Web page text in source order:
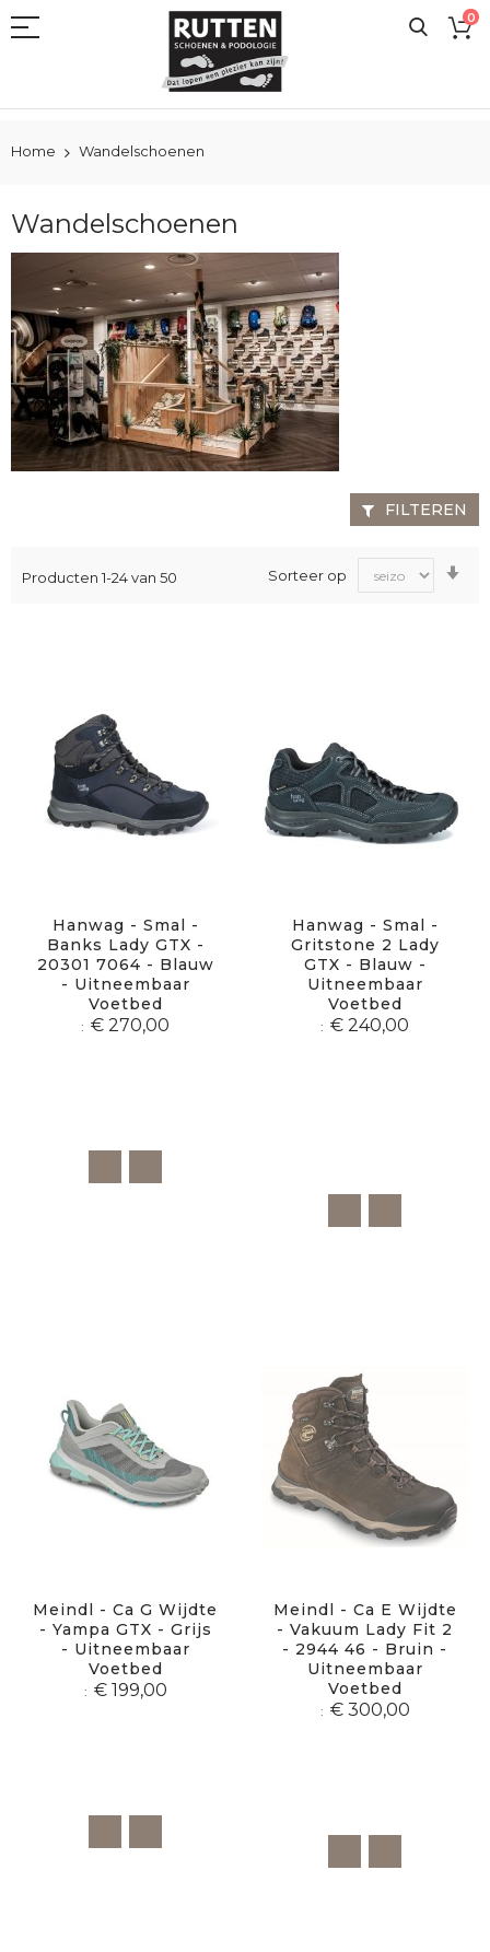
naar
0
Home Wandelschoenen
Wandelschoenen
Producten 1-24van 50 Sorteer op
Hanwag - Smal -
Banks Lady GTX -
20301 7064 - Blauw
- Uitneembaar
Voetbed
€ 270,00
Hanwag - Smal -
Gritstone 2 Lady
GTX - Blauw -
Uitneembaar
Voetbed
€ 240,00
Meindl - Ca G Wijdte
- Yampa GTX - Grijs
- Uitneembaar
Voetbed
€ 199,00
Meindl - Ca E Wijdte
- Vakuum Lady Fit 2
- 2944 46 - Bruin -
Uitneembaar
Voetbed
€ 300,00
FILTEREN